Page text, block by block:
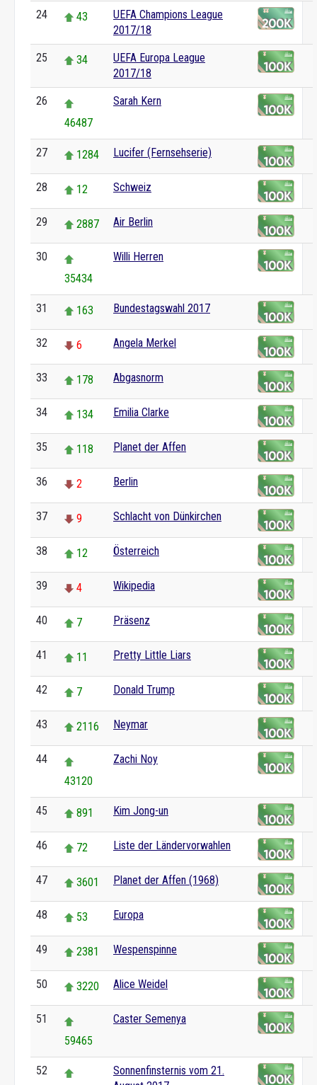
24 43
UEFA Champions League
2017/18
25 34
UEFA Europa League
2017/18
26
46487
Sarah Kern
27 1284 Lucifer (Fernsehserie)
28 12 Schweiz
29 2887 Air Berlin
30
35434
Willi Herren
31 163 Bundestagswahl 2017
32 6 Angela Merkel
33 178 Abgasnorm
34 134 Emilia Clarke
35 118 Planet der Affen
36 2 Berlin
37 9 Schlacht von Dünkirchen
38 12 Österreich
39 4 Wikipedia
40 7 Präsenz
41 11 Pretty Little Liars
42 7 Donald Trump
43 2116 Neymar
44
43120
Zachi Noy
45 891 Kim Jong-un
46 72 Liste der Ländervorwahlen
47 3601 Planet der Affen (1968)
48 53 Europa
49 2381 Wespenspinne
50 3220 Alice Weidel
51
59465
Caster Semenya
52
Sonnenfinsternis vom 21.